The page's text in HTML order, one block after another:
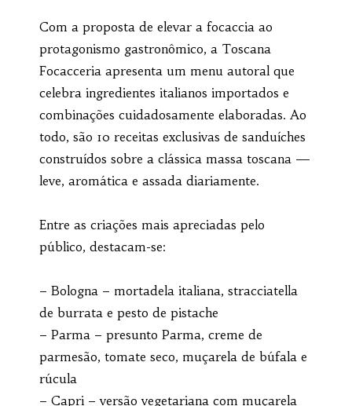
Com a proposta de elevar a focaccia ao
protagonismo gastronômico, a Toscana
Focacceria apresenta um menu autoral que
celebra ingredientes italianos importados e
combinações cuidadosamente elaboradas. Ao
todo, são 10 receitas exclusivas de sanduíches
construídos sobre a clássica massa toscana —
leve, aromática e assada diariamente.
Entre as criações mais apreciadas pelo
público, destacam-se:
– Bologna – mortadela italiana, stracciatella
de burrata e pesto de pistache
– Parma – presunto Parma, creme de
parmesão, tomate seco, muçarela de búfala e
rúcula
– Capri – versão vegetariana com muçarela